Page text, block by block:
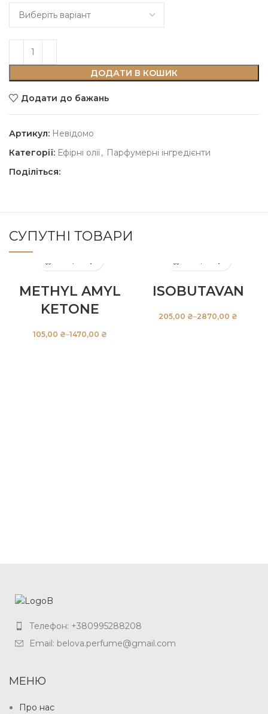
ДОДАТИ В КОШИК
Додати до бажань
Артикул: Невідомо
Категорії: Ефірні олії, Парфумерні інгредієнти
Поділіться:
СУПУТНІ ТОВАРИ
METHYL AMYL
KETONE
₴ ₴
ISOBUTAVAN
₴ ₴
Телефон: +380995288208
Email: belova.perfume@gmail.com
МЕНЮ
Про нас